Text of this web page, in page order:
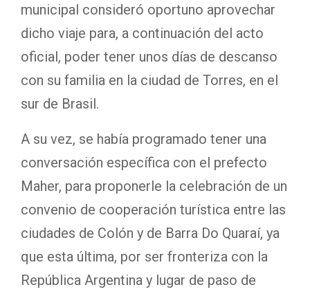
municipal consideró oportuno aprovechar
dicho viaje para, a continuación del acto
oficial, poder tener unos días de descanso
con su familia en la ciudad de Torres, en el
sur de Brasil.
A su vez, se había programado tener una
conversación específica con el prefecto
Maher, para proponerle la celebración de un
convenio de cooperación turística entre las
ciudades de Colón y de Barra Do Quaraí, ya
que esta última, por ser fronteriza con la
República Argentina y lugar de paso de